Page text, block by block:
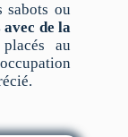
sabots ou
de la
au